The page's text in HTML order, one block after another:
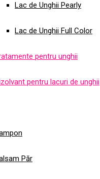
Lac de Unghii Pearly
Lac de Unghii Full Color
pentru unghii
pentru lacuri de unghii
Păr